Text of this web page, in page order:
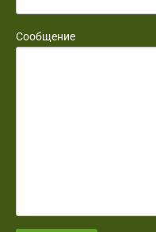
Сообщение